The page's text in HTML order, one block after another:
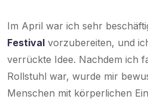
Im April war ich sehr
Festival vorzubereiten, und
verrückte Idee. Nachdem ich
Rollstuhl war, wurde mir
Menschen mit körperlichen